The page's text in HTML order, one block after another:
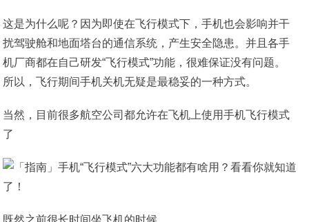
这是为什么呢？因为即使在飞行模式下，手机也会影响并干
扰驾驶舱和地面塔台的通信系统，产生安全隐患。并且各手
机厂商都在自己研发“飞行模式”功能，很难保证没有问题。
所以，飞行期间手机关机无疑是最稳妥的一种方式。
当然，目前很多航空公司都允许在飞机上使用手机飞行模式
了
既然之前很长时间坐飞机的时候